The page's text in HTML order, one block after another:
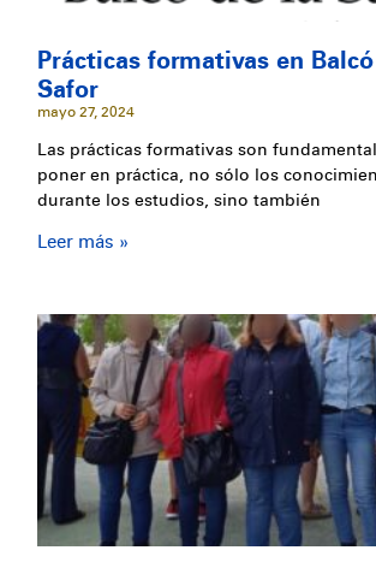
Prácticas formativas en
Safor
mayo 27, 2024
Las prácticas formativas son
poner en práctica, no sólo los
durante los estudios, sino también
Leer más »